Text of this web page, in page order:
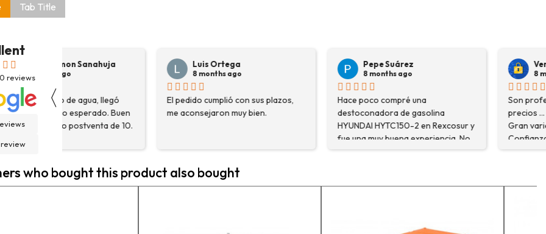
Tab Title
reviews
〈
Luis Ortega
8 months ago
El pedido cumplió con sus plazos,
me aconsejaron muy bien.
Pepe Suárez
8 months ago
Hace poco compré una
destoconadora de gasolina
HYUNDAI HYTC150-2 en Rexcosur y
fue una muy buena experiencia. No
solo me encontré el producto que
asesoraron y explicaron con
detalle para asegurarme de que
Veronica Hidalgo
8 months ago
Son profesionales , serios y buenos
precios ... Voy a repetir seguro ...
Gran variedad de depósitos ...
Confianza y buen servicio.
who bought this product also bought